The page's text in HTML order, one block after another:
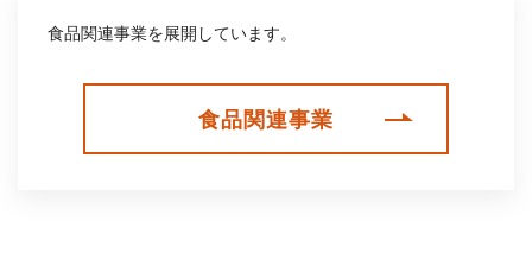
食品関連事業を展開しています。
食品関連事業